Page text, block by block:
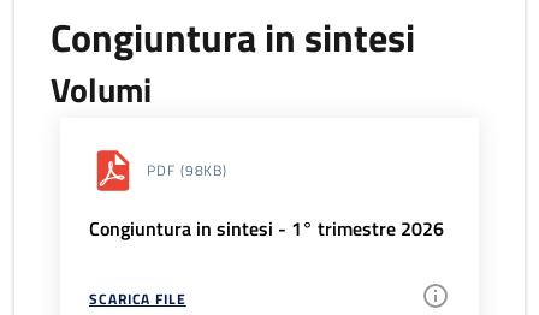
Congiuntura in sintesi
Volumi
PDF (98KB)
Congiuntura in sintesi - 1° trimestre 2026
SCARICA FILE